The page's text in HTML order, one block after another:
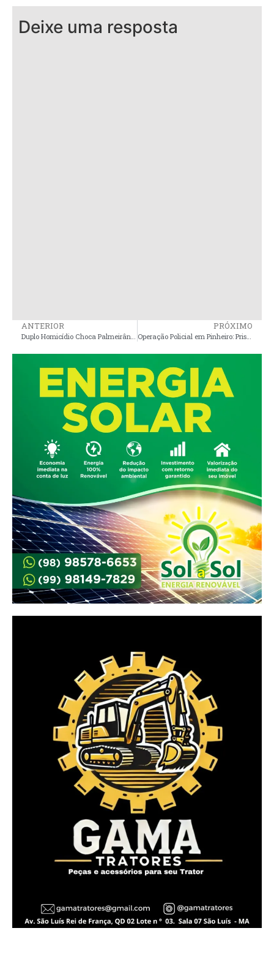
Deixe uma resposta
ANTERIOR PRÓXIMO
Operação Policial em Pinheiro: Prisões e Apreensões Relacionadas a Homicídio